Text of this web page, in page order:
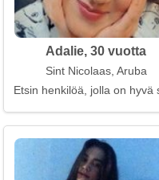
Adalie, 30 vuotta
Sint Nicolaas, Aruba
Etsin henkilöä, jolla on hyvä